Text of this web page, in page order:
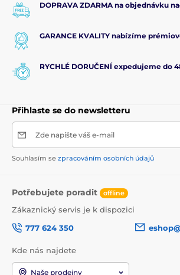
DOPRAVA ZDARMA na objednávku
GARANCE KVALITY nabízíme
RYCHLÉ DORUČENÍ expedujeme do
Přihlaste se do newsletteru
Zde napište váš e-mail
Souhlasím se zpracováním osobních údajů
Potřebujete poradit offline
Zákaznický servis je k dispozici
777 624 350
Kde nás najdete
Naše prodejny